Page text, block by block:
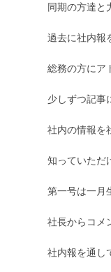
同期の方達と
過去に社内報
総務の方にア
少しずつ記事
社内の情報を
知っていただ
第一号は一月
社長からコメ
社内報を通し